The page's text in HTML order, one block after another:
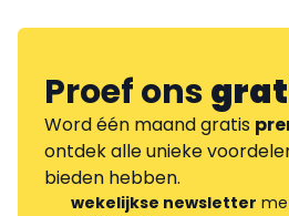
Proef ons
Word één maand gratis
ontdek alle unieke
bieden hebben.
wekelijkse newsletter